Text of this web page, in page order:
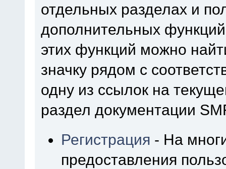
отдельных разделах и
дополнительных
этих функций можно
значку рядом с
одну из ссылок на
раздел документации
Регистрация - На
предоставления